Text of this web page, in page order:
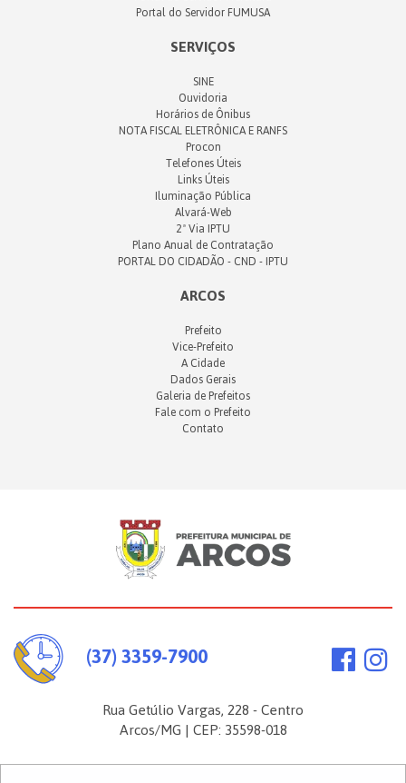
(37) 3359-7900
Rua Getúlio Vargas, 228 - Centro
Arcos/MG | CEP: 35598-018
Portal do Servidor FUMUSA
SERVIÇOS
SINE
Ouvidoria
Horários de Ônibus
NOTA FISCAL ELETRÔNICA E RANFS
Procon
Telefones Úteis
Links Úteis
Iluminação Pública
Alvará-Web
2ª Via IPTU
Plano Anual de Contratação
PORTAL DO CIDADÃO - CND - IPTU
ARCOS
Prefeito
Vice-Prefeito
A Cidade
Dados Gerais
Galeria de Prefeitos
Fale com o Prefeito
Contato